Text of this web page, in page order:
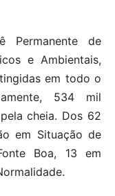
Permanente de
e Ambientais,
em todo o
534 mil
cheia. Dos 62
em Situação de
Boa, 13 em